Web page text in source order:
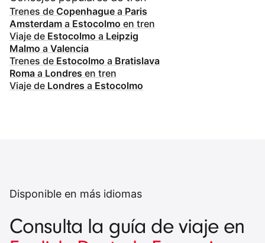
Trenes de Copenhague a Paris
Amsterdam a Estocolmo en tren
Viaje de Estocolmo a Leipzig
Malmo a Valencia
Trenes de Estocolmo a Bratislava
Roma a Londres en tren
Viaje de Londres a Estocolmo
Disponible en más idiomas
Consulta la guía de viaje en